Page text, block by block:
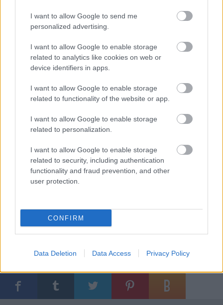
I want to allow Google to send me
personalized advertising.
I want to allow Google to enable storage
related to analytics like cookies on web or
device identifiers in apps.
I want to allow Google to enable storage
related to functionality of the website or app.
I want to allow Google to enable storage
related to personalization.
I want to allow Google to enable storage
related to security, including authentication
functionality and fraud prevention, and other
user protection.
CONFIRM
Data Deletion Data Access Privacy Policy
Mely esetekben érdemes orvosi
segítséget kérni?
ha 1-2 hétnél tovább fennálló tüneteink vannak
és nem érezzük, hogy bármi javulást is
ha romlik az általános állapotunk
ha felmerül az öngyilkosság gondolata
ha képtelenek vagyunk az életünket normális
kerékvágásban élni
Ha problémánkkal orvoshoz fordulunk, akkor ő
feltárja a teljes kórtörténetünket, megvitatja velünk
a problémáinkat és lehetséges megoldási
alternatívákat javasol. A depresszió néhány naptól
Címkék:egészség életmód pr-cikk-elhelyezés